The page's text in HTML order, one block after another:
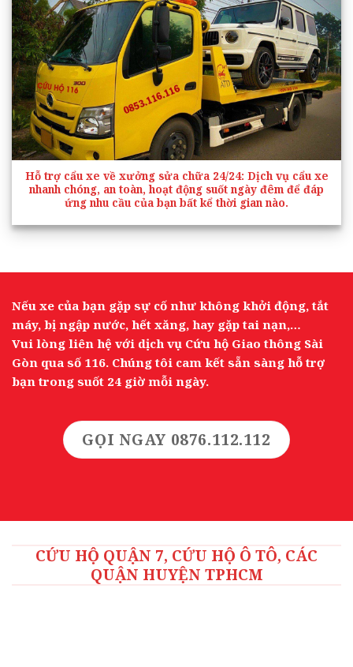
Hỗ trợ cẩu xe về xưởng sửa chữa 24/24: Dịch vụ cẩu xe
nhanh chóng, an toàn, hoạt động suốt ngày đêm để đáp
ứng nhu cầu của bạn bất kể thời gian nào.
Nếu xe của bạn gặp sự cố như không khởi động, tắt
máy, bị ngập nước, hết xăng, hay gặp tai nạn,…
Vui lòng liên hệ với dịch vụ Cứu hộ Giao thông Sài
Gòn qua số 116. Chúng tôi cam kết sẵn sàng hỗ trợ
bạn trong suốt 24 giờ mỗi ngày.
GỌI NGAY 0876.112.112
CỨU HỘ QUẬN 7, CỨU HỘ Ô TÔ, CÁC
QUẬN HUYỆN TPHCM